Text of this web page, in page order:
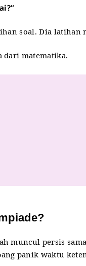
soal. Dia
matematika.
muncul persis
panik waktu